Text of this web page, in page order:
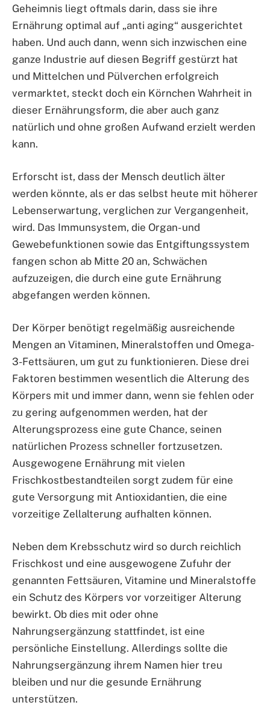
Geheimnis liegt oftmals darin, dass sie ihre
Ernährung optimal auf „anti aging“ ausgerichtet
haben. Und auch dann, wenn sich inzwischen eine
ganze Industrie auf diesen Begriff gestürzt hat
und Mittelchen und Pülverchen erfolgreich
vermarktet, steckt doch ein Körnchen Wahrheit in
dieser Ernährungsform, die aber auch ganz
natürlich und ohne großen Aufwand erzielt werden
kann.
Erforscht ist, dass der Mensch deutlich älter
werden könnte, als er das selbst heute mit höherer
Lebenserwartung, verglichen zur Vergangenheit,
wird. Das Immunsystem, die Organ- und
Gewebefunktionen sowie das Entgiftungssystem
fangen schon ab Mitte 20 an, Schwächen
aufzuzeigen, die durch eine gute Ernährung
abgefangen werden können.
Der Körper benötigt regelmäßig ausreichende
Mengen an Vitaminen, Mineralstoffen und Omega-
3-Fettsäuren, um gut zu funktionieren. Diese drei
Faktoren bestimmen wesentlich die Alterung des
Körpers mit und immer dann, wenn sie fehlen oder
zu gering aufgenommen werden, hat der
Alterungsprozess eine gute Chance, seinen
natürlichen Prozess schneller fortzusetzen.
Ausgewogene Ernährung mit vielen
Frischkostbestandteilen sorgt zudem für eine
gute Versorgung mit Antioxidantien, die eine
vorzeitige Zellalterung aufhalten können.
Neben dem Krebsschutz wird so durch reichlich
Frischkost und eine ausgewogene Zufuhr der
genannten Fettsäuren, Vitamine und Mineralstoffe
ein Schutz des Körpers vor vorzeitiger Alterung
bewirkt. Ob dies mit oder ohne
Nahrungsergänzung stattfindet, ist eine
persönliche Einstellung. Allerdings sollte die
Nahrungsergänzung ihrem Namen hier treu
bleiben und nur die gesunde Ernährung
unterstützen.